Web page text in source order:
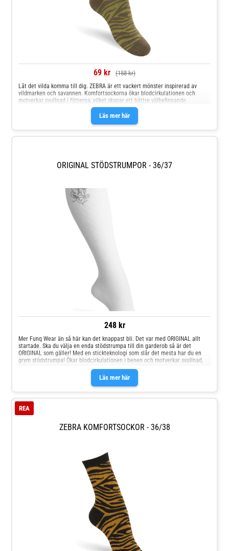
69 kr (158 kr)
Läs mer här
Låt det vilda komma till dig. ZEBRA är ett vackert mönster inspirerad av
vildmarken och savannen. Komfortsockorna ökar blodcirkulationen och
motverkar svullnad i fötterna, vilket skapar ett bättre välbefinnande.
ORIGINAL STÖDSTRUMPOR - 36/37
248 kr
Läs mer här
Mer Funq Wear än så här kan det knappast bli. Det var med ORIGINAL allt
startade. Ska du välja en enda stödstrumpa till din garderob så är det
ORIGINAL som gäller! Med en stickteknologi som slår det mesta har du en
grym stödstrumpa! Ökar blodcirkulationen i benen och motverkar svullnad,
vilket ger energifyllda och pigga ben.
ZEBRA KOMFORTSOCKOR - 36/38
REA